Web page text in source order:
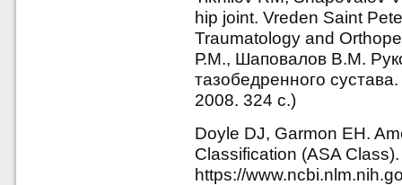
hip joint. Vreden Saint
Traumatology and
Р.М., Шаповалов В.М.
тазобедренного
2008. 324 с.)
Doyle DJ, Garmon EH.
Classification (ASA
https://